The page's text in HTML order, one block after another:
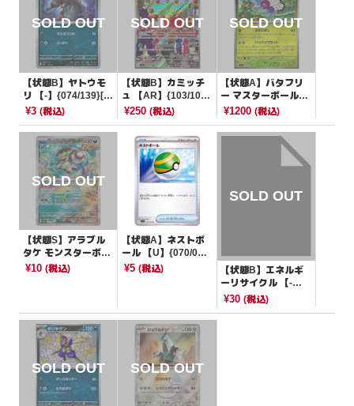
【状態B】ヤトウモ
リ 【-】{074/139}[S
VD]
¥3 (税込)
【状態B】カミッチ
ュ 【AR】{103/101}
[SV6]
¥250(税込)
【状態A】バタフリ
ー マスターボールミ
ラー【U】{012/165}
¥1200 (税込)
【状態S】アラブル
タケ モンスターボー
ルミラー【-】{099/1
¥10 (税込)
【状態A】ネストボ
ール 【U】{070/07
8}[SV1S]
¥5(税込)
【状態B】エネルギ
ーリサイクル 【-】
{011/021}[smC]
¥30 (税込)